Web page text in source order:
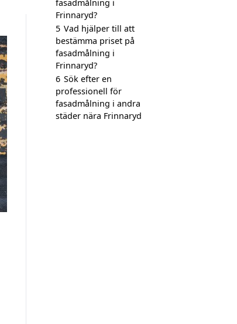
fasadmålning i
Frinnaryd?
5 Vad hjälper till att
bestämma priset på
fasadmålning i
Frinnaryd?
6 Sök efter en
professionell för
fasadmålning i andra
städer nära Frinnaryd